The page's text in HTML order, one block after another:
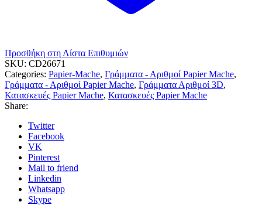
Προσθήκη στη Λίστα Επιθυμιών
SKU: CD26671
Categories: Papier-Mache, Γράμματα - Αριθμοί Papier Mache,
Γράμματα - Αριθμοί Papier Mache, Γράμματα Αριθμοί 3D,
Κατασκευές Papier Mache, Κατασκευές Papier Mache
Share:
Twitter
Facebook
VK
Pinterest
Mail to friend
Linkedin
Whatsapp
Skype